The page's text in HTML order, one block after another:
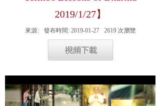
2019/1/27】
來源: 發布時間: 2019-01-27 2619 次瀏覽